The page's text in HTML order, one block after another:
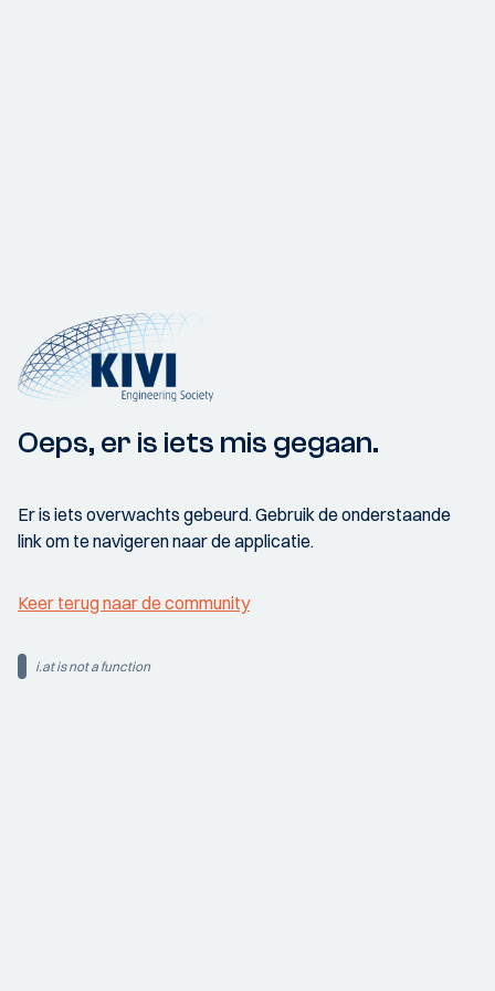
Oeps, er is iets mis gegaan.
Er is iets overwachts gebeurd. Gebruik de onderstaande
link om te navigeren naar de applicatie.
Keer terug naar de community
i.at is not a function